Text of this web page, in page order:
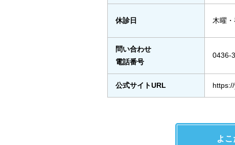
休診日 木曜
問い合わせ
電話番号
0436-
公式サイトURL
よこ